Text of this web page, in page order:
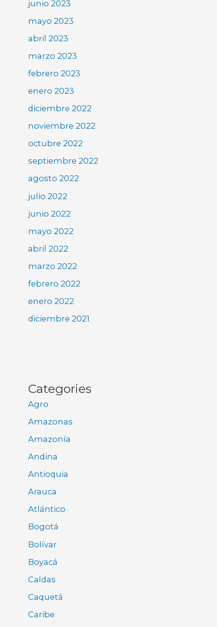
junio 2023
mayo 2023
abril 2023
marzo 2023
febrero 2023
enero 2023
diciembre 2022
noviembre 2022
octubre 2022
septiembre 2022
agosto 2022
julio 2022
junio 2022
mayo 2022
abril 2022
marzo 2022
febrero 2022
enero 2022
diciembre 2021
Categories
Agro
Amazonas
Amazonía
Andina
Antioquia
Arauca
Atlántico
Bogotá
Bolívar
Boyacá
Caldas
Caquetá
Caribe